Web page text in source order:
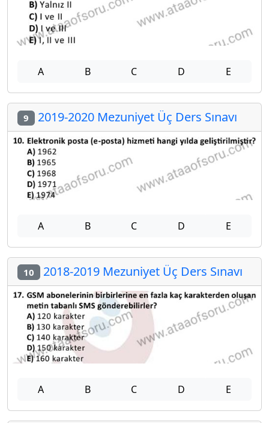
A B C D E
9 2019-2020 Mezuniyet Üç Ders Sınavı
A B C D E
10 2018-2019 Mezuniyet Üç Ders Sınavı
A B C D E